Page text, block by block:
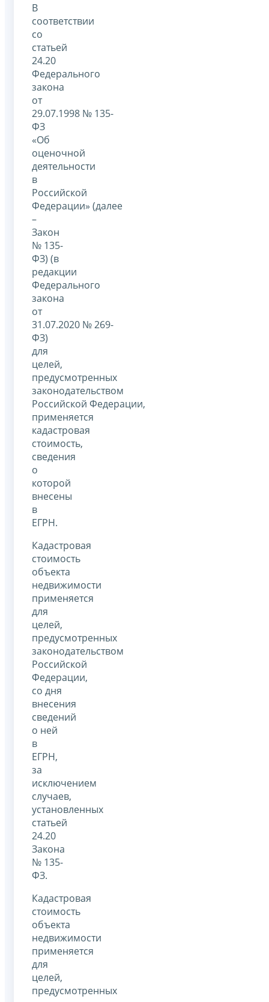
В
соответствии
со
статьей
24.20
Федерального
закона
от
29.07.1998 № 135-
ФЗ
«Об
оценочной
деятельности
в
Российской
Федерации» (далее
–
Закон
№ 135-
ФЗ) (в
редакции
Федерального
закона
от
31.07.2020 № 269-
ФЗ)
для
целей,
предусмотренных
законодательством
Российской Федерации,
применяется
кадастровая
стоимость,
сведения
о
которой
внесены
в
ЕГРН.
Кадастровая
стоимость
объекта
недвижимости
применяется
для
целей,
предусмотренных
законодательством
Российской
Федерации,
со дня
внесения
сведений
о ней
в
ЕГРН,
за
исключением
случаев,
установленных
статьей
24.20
Закона
№ 135-
ФЗ.
Кадастровая
стоимость
объекта
недвижимости
применяется
для
целей,
предусмотренных